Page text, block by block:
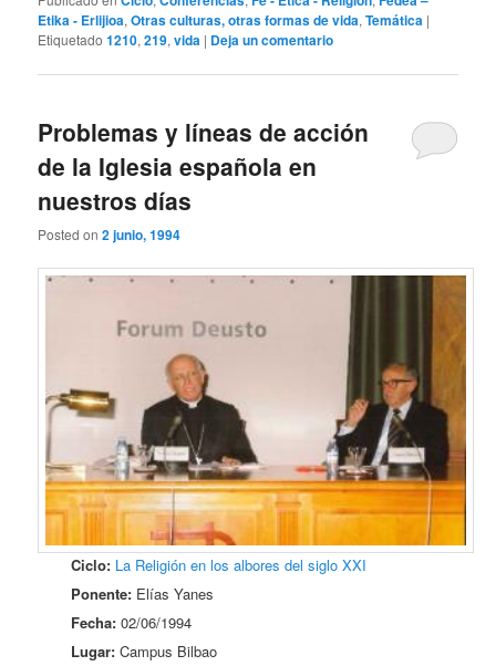
Etika - Erlijioa,Otras culturas, otras formas de vida,Temática |
Etiquetado 1210,219,vida | Deja un comentario
Problemas y líneas de acción
de la Iglesia española en
nuestros días
Posted on2 junio, 1994
Ciclo: La Religión en los albores del siglo XXI
Ponente: Elías Yanes
Fecha: 02/06/1994
Lugar: Campus Bilbao